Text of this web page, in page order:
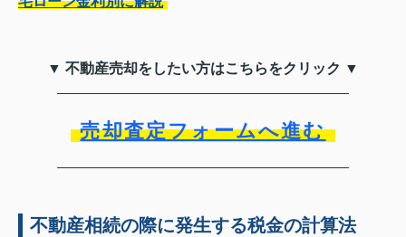
▼ 不動産売却をしたい方はこちらをクリック ▼
売却査定フォームへ進む
不動産相続の際に発生する税金の計算法